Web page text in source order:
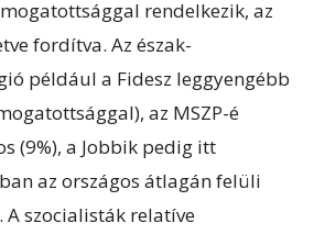
rendelkezik, az
fordítva. Az észak-
például a Fidesz leggyengébb
az MSZP-é
(9%), a Jobbik pedig itt
az országos átlagán felüli
A szocialisták relatíve